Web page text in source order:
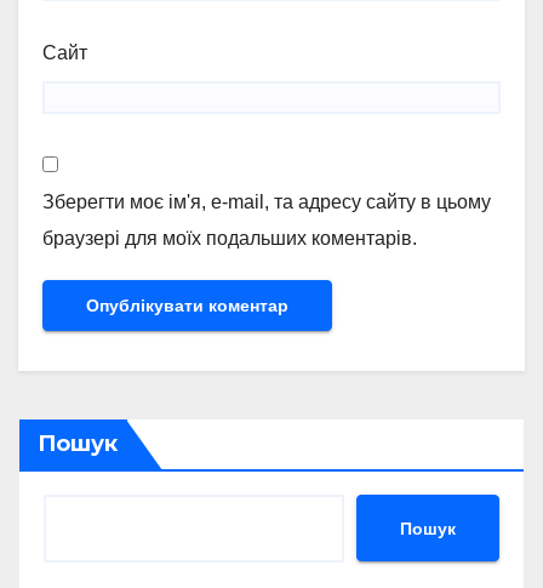
Сайт
Зберегти моє ім'я, e-mail, та адресу сайту в цьому
браузері для моїх подальших коментарів.
Пошук
Пошук